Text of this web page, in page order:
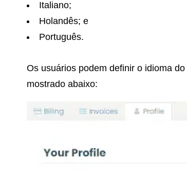
Italiano;
Holandês; e
Português.
Os usuários podem definir o idioma
mostrado abaixo: